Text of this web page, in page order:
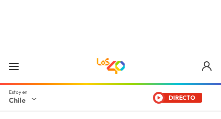
Chile DIRECTO